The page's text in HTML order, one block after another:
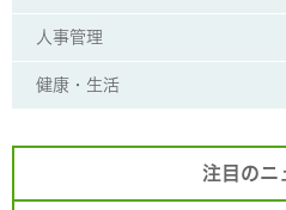
人事管理
健康・生活
注目のニ